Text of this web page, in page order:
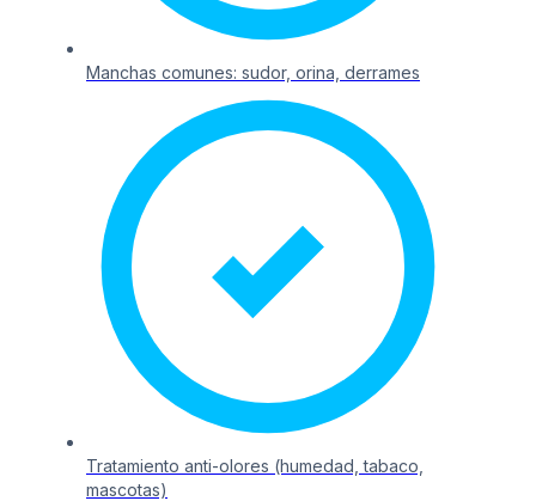
Manchas comunes: sudor, orina, derrames
Tratamiento anti-olores (humedad, tabaco,
mascotas)